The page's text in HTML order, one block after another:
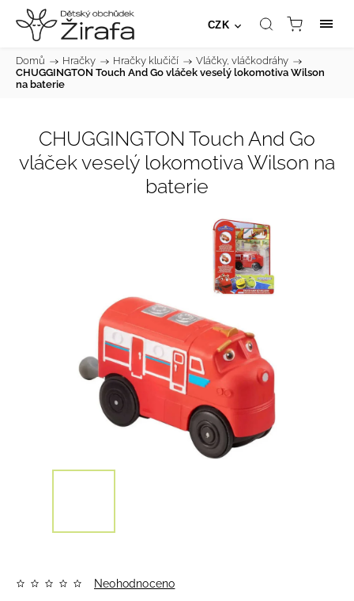
CZK
Domů / Hračky / Hračky klučičí / Vláčky, vláčkodráhy /
CHUGGINGTON Touch And Go vláček veselý lokomotiva Wilson
na baterie
CHUGGINGTON Touch And Go
vláček veselý lokomotiva Wilson na
baterie
Neohodnoceno